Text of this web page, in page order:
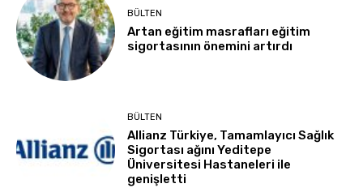
BÜLTEN
Artan eğitim masrafları eğitim
sigortasının önemini artırdı
BÜLTEN
Allianz Türkiye, Tamamlayıcı Sağlık
Sigortası ağını Yeditepe
Üniversitesi Hastaneleri ile
genişletti